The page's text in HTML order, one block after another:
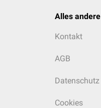
Alles andere
Kontakt
AGB
Datenschutz
Cookies